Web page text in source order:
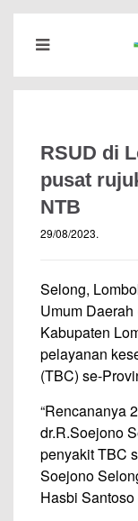
RSUD di
pusat
NTB
29/08/2023.
Selong,
Umum
Kabupaten
pelayanan
(TBC) se-
“Rencananya
dr.R.Soejono
penyakit TBC
Soejono
Hasbi